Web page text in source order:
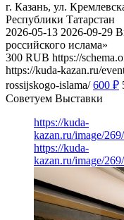
г. Казань, ул.
Республики Татарстан
2026-05-13 2026-09-29
российского ислама»
300 RUB https://
https://kuda-kazan.ru/
rossijskogo-islama/ 600 ₽
Советуем Выставки
https://kuda-
kazan.ru/image/
https://kuda-
kazan.ru/image/